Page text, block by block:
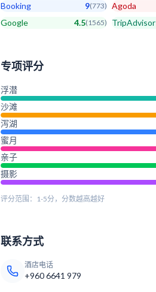
Booking 9(773) Agoda
Google 4.5(1565) TripAdvisor
专项评分
浮潜
沙滩
泻湖
蜜月
亲子
摄影
评分范围：1-5分，分数越高越好
联系方式
酒店电话
+960 6641 979